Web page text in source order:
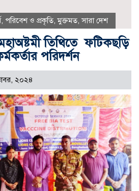
, পরিবেশ ও প্রকৃতি,মুক্তমত,সারা দেশ
তিথিতে ফটিকছড়ি
পরিদর্শন
২০২৪